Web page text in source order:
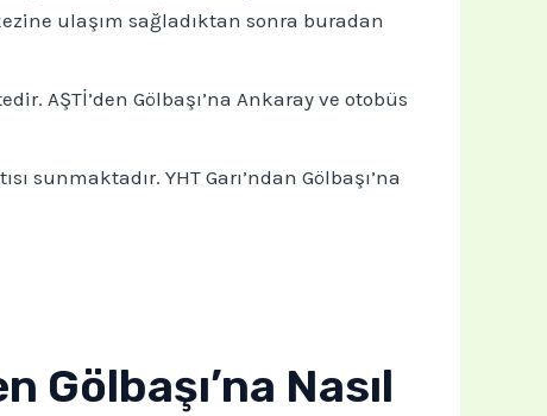
ulaşım sağladıktan sonra buradan
AŞTİ’den Gölbaşı’na Ankaray ve otobüs
sunmaktadır. YHT Garı’ndan Gölbaşı’na
Gölbaşı’na Nasıl